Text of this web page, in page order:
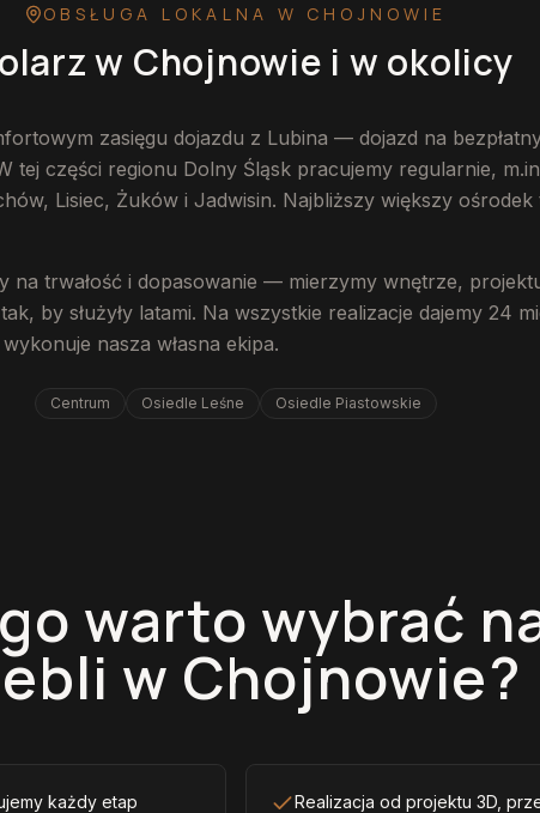
OBSŁUGA LOKALNA W CHOJNOWIE
w Chojnowie i w okolicy
zasięgu dojazdu z Lubina — dojazd na
tej części regionu Dolny Śląsk pracujemy regularnie,
Lisiec, Żuków i Jadwisin. Najbliższy większy ośrodek
na trwałość i dopasowanie — mierzymy wnętrze,
by służyły latami. Na wszystkie realizacje dajemy 24
nasza własna ekipa.
Centrum Osiedle Leśne Osiedle Piastowskie
warto wybrać
w Chojnowie?
każdy etap
Realizacja od projektu 3D,